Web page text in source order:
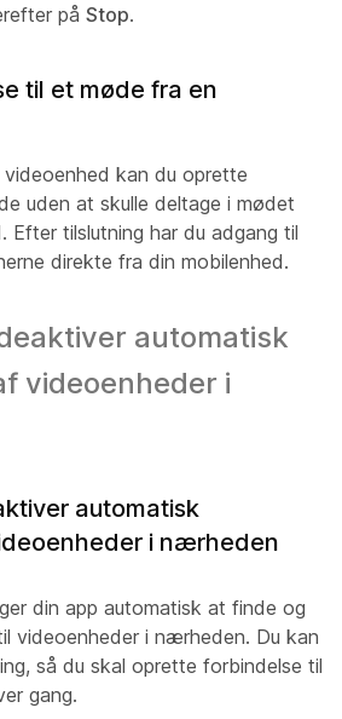
på Stop.
til et møde fra en
kan du oprette
uden at skulle deltage i mødet
Efter tilslutning har du adgang til
direkte fra din mobilenhed.
automatisk
videoenheder i
automatisk
i nærheden
din app automatisk at finde og
videoenheder i nærheden. Du kan
så du skal oprette forbindelse til
gang.